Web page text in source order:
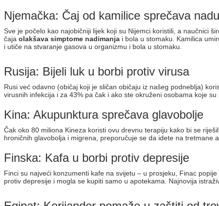
Njemačka: Čaj od kamilice sprečava
Sve je počelo kao najobičniji lijek koji su Nijemci koristili, a naučnici
čaja olakšava simptome nadimanja i bola u stomaku. Kamilica
i utiče na stvaranje gasova u organizmu i bola u stomaku.
Rusija: Bijeli luk u borbi protiv virusa
Rusi već odavno (običaj koji je sličan običaju iz našeg podneblja)
virusnih infekcija i za 43% pa čak i ako ste okruženi osobama koje
Kina: Akupunktura sprečava glavobolje
Čak oko 80 miliona Kineza koristi ovu drevnu terapiju kako bi se
hroničnih glavobolja i migrena, preporučuje se da idete na tretmane
Finska: Kafa u borbi protiv depresije
Finci su najveći konzumenti kafe na svijetu – u prosjeku, Finac
protiv depresije i mogla se kupiti samo u apotekama. Najnovija